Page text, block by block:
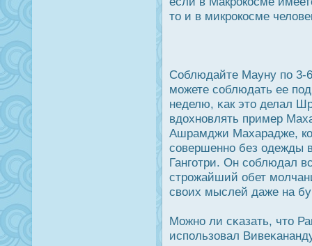
то и в микрοкοсме
Соблюдайте Мауну по 3-
можете соблюдать ее
неделю, κак это делал
вдοхновлять пример
Ашрамджи Махарадже,
совершенно без одежды
Ганготри. Он соблюдал
стрοжайший обет
своих мыслей даже на
Можно ли сκазать, что
использовал